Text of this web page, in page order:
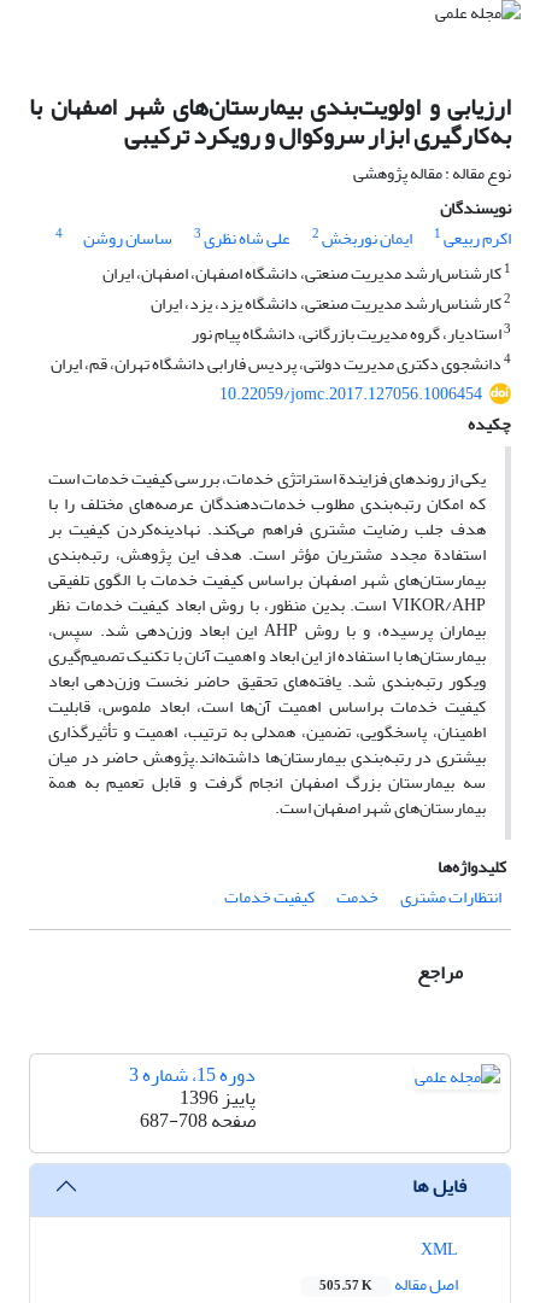
ارزیابی و اولویت‌بندی بیمارستان‌های شهر اصفهان با
به‌کارگیری ابزار سروکوال و رویکرد ترکیبی
نوع مقاله : مقاله پژوهشی
نویسندگان
اکرم ربیعی1 ایمان نوربخش2 علی شاه نظری3 ساسان روشن
4
1کارشناس‌ارشد مدیریت‌ صنعتی، دانشگاه اصفهان، اصفهان، ایران
2کارشناس‌‌‌‌ارشد مدیریت‌ صنعتی، دانشگاه یزد، یزد، ایران
3استادیار، گروه مدیریت بازرگانی، دانشگاه پیام نور
4دانشجوی دکتری مدیریت دولتی، پردیس فارابی دانشگاه تهران، قم، ایران
10.22059/jomc.2017.127056.1006454
چکیده
یکی از روندهای فزایندة استراتژی خدمات، بررسی کیفیت خدمات است
که امکان رتبه‌بندی مطلوب خدمات‌دهندگان عرصه‌های مختلف را با
هدف جلب رضایت مشتری فراهم می‌کند. نهادینه‌کردن کیفیت بر
استفادة مجدد مشتریان مؤثر است. هدف این پژوهش، رتبه‌بندی
بیمارستان‌های شهر اصفهان براساس کیفیت خدمات با الگوی تلفیقی
VIKOR/AHP است. بدین منظور، با روش ابعاد کیفیت خدمات نظر
بیماران پرسیده، و با روش AHP این ابعاد وزن‌دهی شد. سپس،
بیمارستان‌ها با استفاده از این ابعاد و اهمیت آنان با تکنیک تصمیم‌گیری
ویکور رتبه‌بندی شد. یافته‌های تحقیق حاضر نخست وزن‌دهی ابعاد
کیفیت خدمات براساس اهمیت آن‌ها است، ابعاد ملموس، قابلیت
اطمینان، پاسخگویی، تضمین، همدلی به ترتیب، اهمیت و تأثیرگذاری
بیشتری در رتبه‌بندی بیمارستان‌ها داشته‌اند.پژوهش حاضر در میان
سه بیمارستان بزرگ اصفهان انجام گرفت و قابل تعمیم به همة
بیمارستان‌های شهر اصفهان است.
کلیدواژه‌ها
انتظارات مشتری
خدمت کیفیت خدمات
مراجع
دوره 15، شماره 3
پاییز 1396
صفحه687-708
فایل ها
اصل مقاله
505.57 K